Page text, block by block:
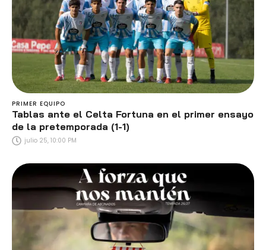
PRIMER EQUIPO
Tablas ante el Celta Fortuna en el primer ensayo
de la pretemporada (1-1)
julio 25, 10:00 PM